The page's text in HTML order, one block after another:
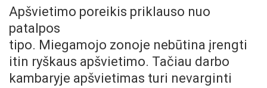
Apšvietimo poreikis priklauso nuo
patalpos
tipo. Miegamojo zonoje nebūtina įrengti
itin ryškaus apšvietimo. Tačiau darbo
kambaryje apšvietimas turi nevarginti